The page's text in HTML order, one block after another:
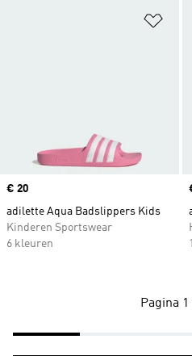
Price
€ 20
adilette Aqua Badslippers Kids
Kinderen Sportswear
6 kleuren
Pagina 1